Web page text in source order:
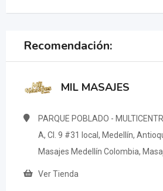
Recomendación:
MIL MASAJES
PARQUE POBLADO -
A, Cl. 9 #31 local, Medellín,
Masajes Medellín Colombia,
Ver Tienda